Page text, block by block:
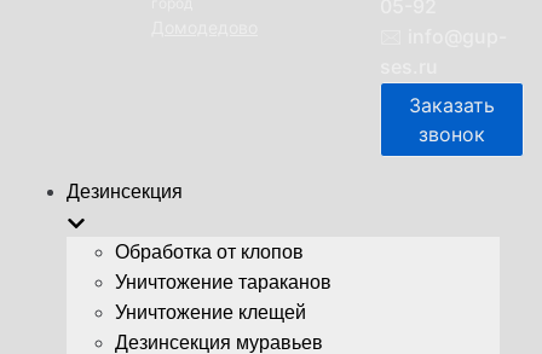
Заказать
звонок
Дезинсекция
Обработка от клопов
Уничтожение тараканов
Уничтожение клещей
Дезинсекция муравьев